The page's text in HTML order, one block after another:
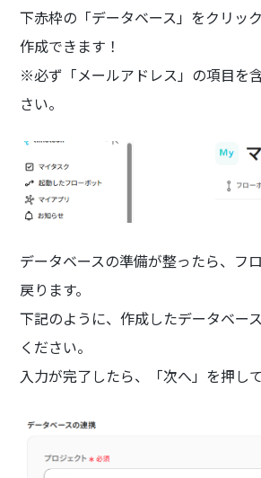
下赤枠の「データベース」をクリッ
作成できます！
※必ず「メールアドレス」の項目を
さい。
データベースの準備が整ったら、フ
戻ります。
下記のように、作成したデータベー
ください。
入力が完了したら、「次へ」を押し